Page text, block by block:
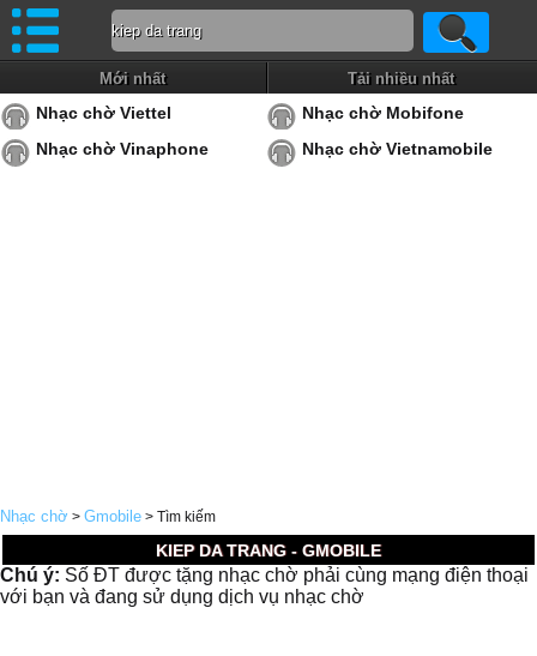
Mới nhất Tải nhiều nhất
Nhạc chờ Viettel
Nhạc chờ Mobifone
Nhạc chờ Vinaphone
Nhạc chờ Vietnamobile
Nhạc chờ > Gmobile > Tìm kiếm
KIEP DA TRANG - GMOBILE
Chú ý: Số ĐT được tặng nhạc chờ phải cùng mạng điện thoại
với bạn và đang sử dụng dịch vụ nhạc chờ